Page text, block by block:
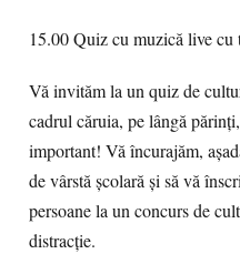
15.00 Quiz cu muzică live
Vă invităm la un quiz de
cadrul căruia, pe lângă
important! Vă încurajăm,
de vârstă școlară și să vă
persoane la un concurs de
distracție.